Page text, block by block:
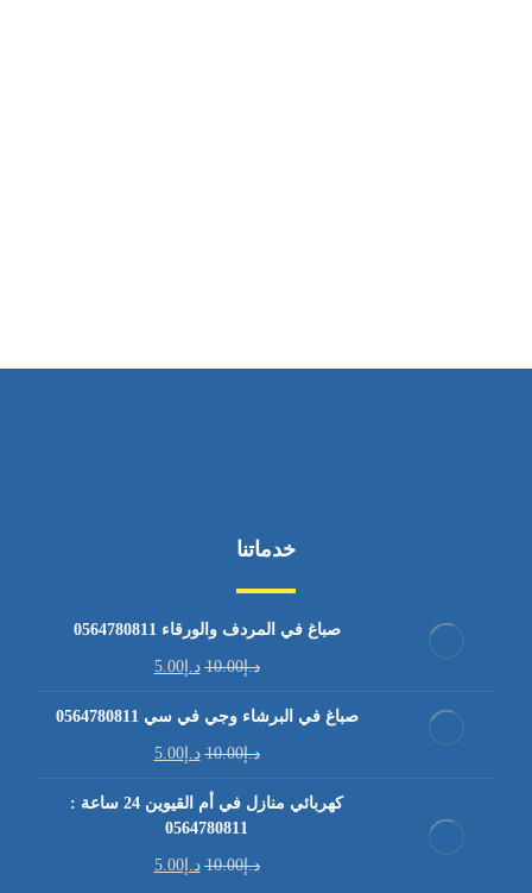
خدماتنا
صباغ في المردف والورقاء 0564780811
د.إ10.00 د.إ5.00
صباغ في البرشاء وجي في سي 0564780811
د.إ10.00 د.إ5.00
كهربائي منازل في أم القيوين 24 ساعة :
0564780811
د.إ10.00 د.إ5.00